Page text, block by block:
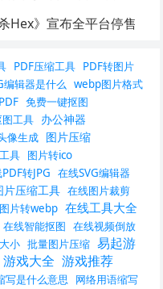
Hex》宣布全平台停售
PDF压缩工具 PDF转图片
编辑器是什么 webp图片格式
免费一键抠图
工具 办公神器
像生成 图片压缩
具 图片转ico
转JPG 在线SVG编辑器
片压缩工具 在线图片裁剪
片转webp 在线工具大全
在线智能抠图 在线视频倒放
小 批量图片压缩 易起游
游戏大全 游戏推荐
写是什么意思
网络用语缩写